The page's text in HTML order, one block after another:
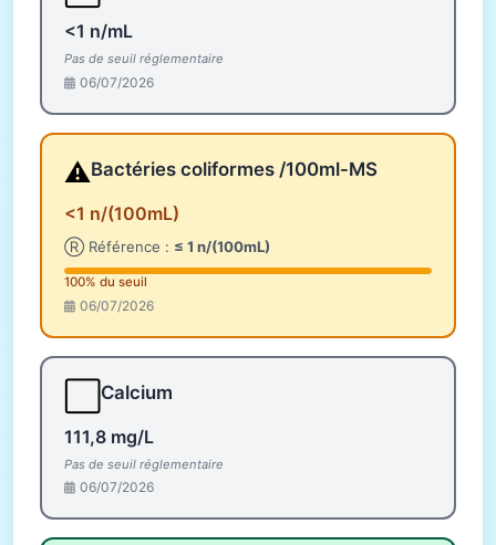
<1 n/mL
Pas de seuil réglementaire
06/07/2026
⚠️Bactéries coliformes /100ml-MS
<1 n/(100mL)
Ⓡ Référence : ≤ 1 n/(100mL)
100% du seuil
06/07/2026
Calcium
111,8 mg/L
Pas de seuil réglementaire
06/07/2026